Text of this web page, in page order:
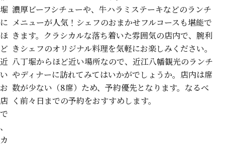
堀
に
ほ
ど
近
い
お
店
で
、
カ
濃厚ビーフシチューや、牛ハラミステーキなどのランチ
メニューが人気！シェフのおまかせフルコースも堪能で
きます。クラシカルな落ち着いた雰囲気の店内で、腕利
きシェフのオリジナル料理を気軽にお楽しみください。
八丁堀からほど近い場所なので、近江八幡観光のランチ
やディナーに訪れてみてはいかがでしょうか。店内は席
数が少ない（8席）ため、予約優先となります。なるべ
く前々日までの予約をおすすめします。